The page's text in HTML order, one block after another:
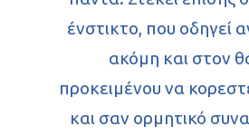
ένστικτο, που οδηγεί
ακόμη και στον
προκειμένου να
και σαν ορμητικό